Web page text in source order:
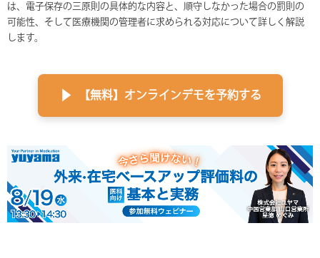
は、電子保存の三原則の具体的な内容と、順守しなかった場合の罰則の
可能性、そして医療機関の管理者に求められる対応について詳しく解説
します。
▶ 【無料】オンラインデモを予約する